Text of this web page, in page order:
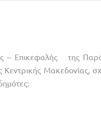
– Επικεφαλής της
Μακεδονίας,